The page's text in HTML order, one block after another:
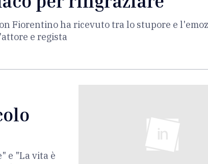
Fiorentino ha ricevuto tra lo stupore e
e regista
e "La vita è